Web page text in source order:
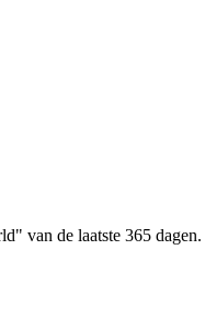
van de laatste 365 dagen.